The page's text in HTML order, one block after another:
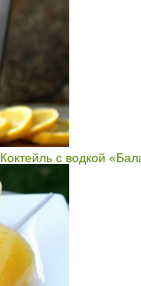
Коктейль с водкой